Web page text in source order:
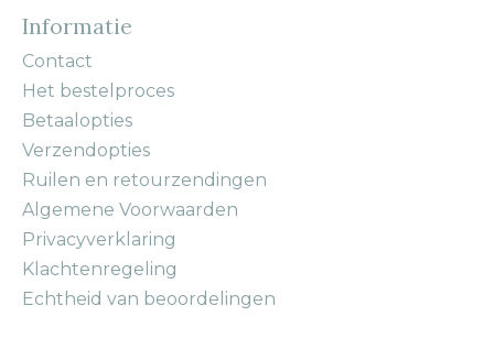
Informatie
Contact
Het bestelproces
Betaalopties
Verzendopties
Ruilen en retourzendingen
Algemene Voorwaarden
Privacyverklaring
Klachtenregeling
Echtheid van beoordelingen